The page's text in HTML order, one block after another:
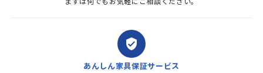
verified_user
あんしん家具保証サービス